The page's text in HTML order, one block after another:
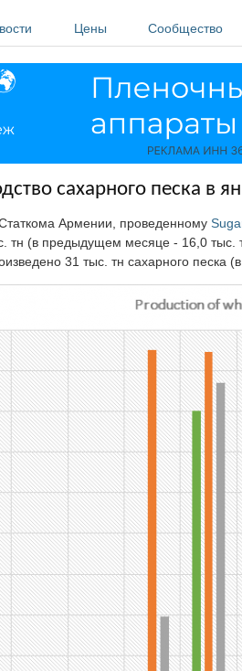
Цены Сообщество
сахарного песка в
Армении, проведенному
тн (в предыдущем месяце - 16,0
31 тыс. тн сахарного песка